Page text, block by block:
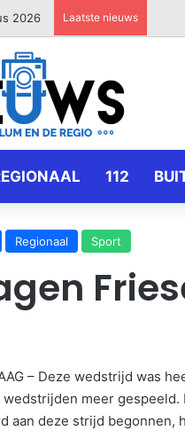
2026 Laatste nieuws
112
Regionaal Sport
– Deze wedstrijd was
wedstrijden meer
aan deze strijd begonnen,